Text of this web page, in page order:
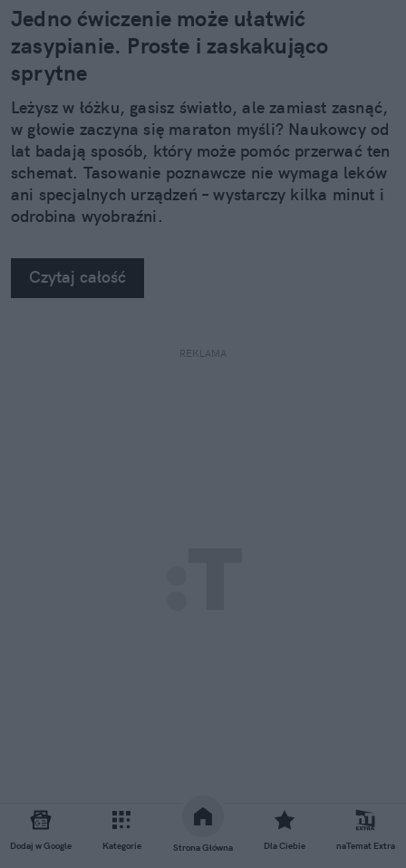
Dodaj w Google Kategorie Strona Główna Dla Ciebie naTemat Extra
Jedno ćwiczenie może ułatwić
zasypianie. Proste i zaskakująco
sprytne
Leżysz w łóżku, gasisz światło, ale zamiast zasnąć,
w głowie zaczyna się maraton myśli? Naukowcy od
lat badają sposób, który może pomóc przerwać ten
schemat. Tasowanie poznawcze nie wymaga leków
ani specjalnych urządzeń – wystarczy kilka minut i
odrobina wyobraźni.
Czytaj całość
REKLAMA